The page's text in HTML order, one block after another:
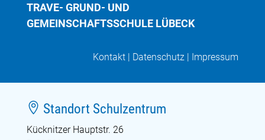
TRAVE- GRUND- UND
GEMEINSCHAFTSSCHULE LÜBECK
Kontakt | Datenschutz | Impressum
 Standort Schulzentrum
Kücknitzer Hauptstr. 26